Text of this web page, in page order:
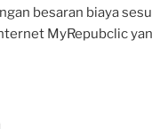
besaran biaya
MyRepubclic